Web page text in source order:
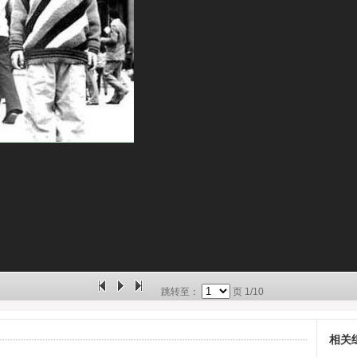
跳转至： 页 1/10
相关